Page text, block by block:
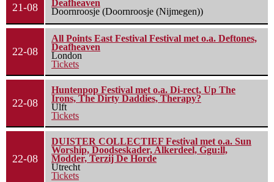
21-08
Deafheaven
Doornroosje (Doornroosje (Nijmegen))
22-08
All Points East Festival Festival met o.a. Deftones,
Deafheaven
London
Tickets
22-08
Huntenpop Festival met o.a. Di-rect, Up The
Irons, The Dirty Daddies, Therapy?
Ulft
Tickets
22-08
DUISTER COLLECTIEF Festival met o.a. Sun
Worship, Doodseskader, Alkerdeel, Ggu:ll,
Modder, Terzij De Horde
Utrecht
Tickets